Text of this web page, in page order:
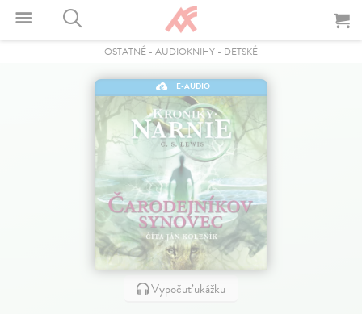
OSTATNÉ - AUDIOKNIHY - DETSKÉ
E-AUDIO
Vypočuť ukážku